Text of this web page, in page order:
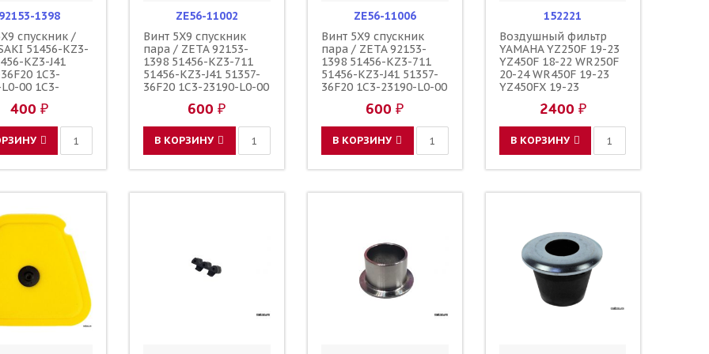
92153-1398
спускник /
51456-KZ3-
KZ3-J41
1C3-
00 1C3-
400 ₽
ZE56-11002
Винт 5X9 спускник
пара / ZETA 92153-
1398 51456-KZ3-711
51456-KZ3-J41 51357-
36F20 1C3-23190-L0-00
110090000601
110090000501
F45300001
600 ₽
В КОРЗИНУ
ZE56-11006
Винт 5X9 спускник
пара / ZETA 92153-
1398 51456-KZ3-711
51456-KZ3-J41 51357-
36F20 1C3-23190-L0-00
110090000601
110090000501
F45300001
600 ₽
В КОРЗИНУ
152221
Воздушный фильтр
YAMAHA YZ250F 19-23
YZ450F 18-22 WR250F
20-24 WR450F 19-23
YZ450FX 19-23
AIR BR9-14451-00-00
B3J-14451-10-00 B2W-
14451-00-00 BR9-
2400 ₽
В КОРЗИНУ